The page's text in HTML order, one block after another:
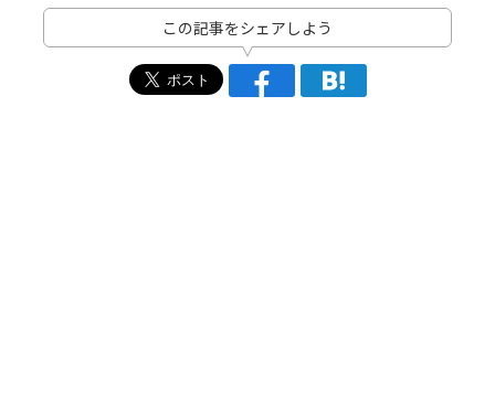
この記事をシェアしよう